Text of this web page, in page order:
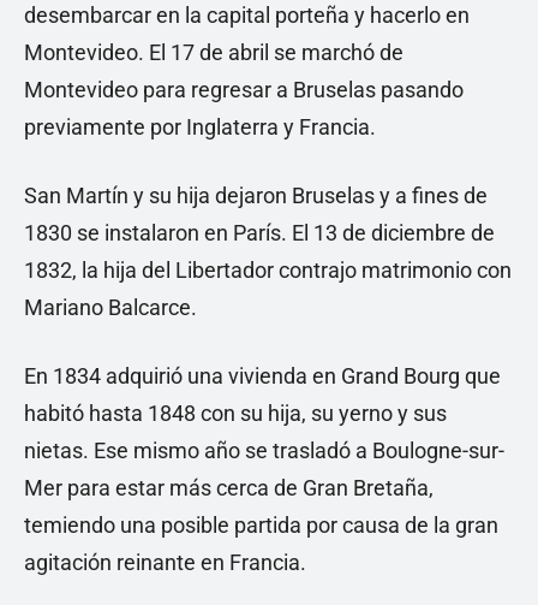
desembarcar en la capital porteña y hacerlo en
Montevideo. El 17 de abril se marchó de
Montevideo para regresar a Bruselas pasando
previamente por Inglaterra y Francia.
San Martín y su hija dejaron Bruselas y a fines de
1830 se instalaron en París. El 13 de diciembre de
1832, la hija del Libertador contrajo matrimonio con
Mariano Balcarce.
En 1834 adquirió una vivienda en Grand Bourg que
habitó hasta 1848 con su hija, su yerno y sus
nietas. Ese mismo año se trasladó a Boulogne-sur-
Mer para estar más cerca de Gran Bretaña,
temiendo una posible partida por causa de la gran
agitación reinante en Francia.